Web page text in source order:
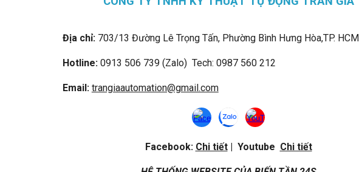
Địa chỉ:703/13 Đường Lê Trọng Tấn, Phường Bình Hưng Hòa,TP. HCM
Hotline:0913 506 739 (Zalo) Tech: 0987 560 212
Email: trangiaautomation@gmail.com
Facebook: Chi tiết| Youtube Chi tiết